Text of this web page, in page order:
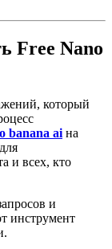
Free Nano
который
banana ai на
и всех, кто
и
инструмент